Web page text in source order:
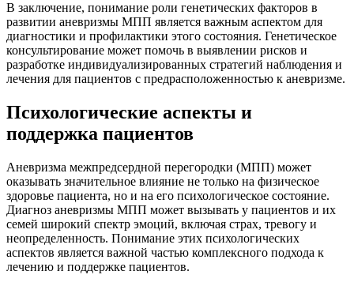
В заключение, понимание роли генетических факторов в
развитии аневризмы МПП является важным аспектом для
диагностики и профилактики этого состояния. Генетическое
консультирование может помочь в выявлении рисков и
разработке индивидуализированных стратегий наблюдения и
лечения для пациентов с предрасположенностью к аневризме.
Психологические аспекты и
поддержка пациентов
Аневризма межпредсердной перегородки (МПП) может
оказывать значительное влияние не только на физическое
здоровье пациента, но и на его психологическое состояние.
Диагноз аневризмы МПП может вызывать у пациентов и их
семей широкий спектр эмоций, включая страх, тревогу и
неопределенность. Понимание этих психологических
аспектов является важной частью комплексного подхода к
лечению и поддержке пациентов.